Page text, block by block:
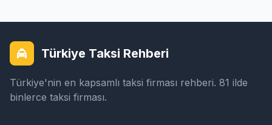
Türkiye Taksi Rehberi
Türkiye'nin en kapsamlı taksi firması rehberi. 81 ilde
binlerce taksi firması.